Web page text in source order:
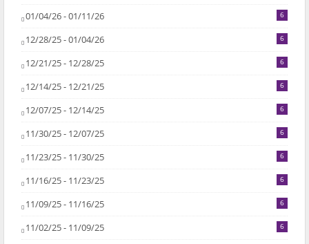
01/04/26 - 01/11/26 6
12/28/25 - 01/04/26 6
12/21/25 - 12/28/25 6
12/14/25 - 12/21/25 6
12/07/25 - 12/14/25 6
11/30/25 - 12/07/25 6
11/23/25 - 11/30/25 6
11/16/25 - 11/23/25 6
11/09/25 - 11/16/25 6
11/02/25 - 11/09/25 6